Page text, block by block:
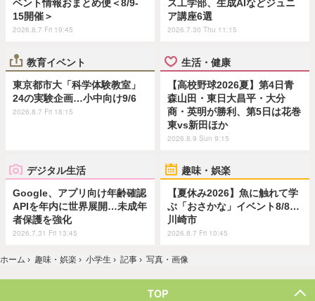
ベント情報おまとめ便＜8/9-
15開催＞
2026.8.7 Fri 19:45
ス工学部、生成AIなどジュニ
ア講座6選
2026.7.30 Thu 11:15
教育イベント
東京都市大「科学体験教室」
24の実験企画…小中向け9/6
2026.8.7 Fri 18:15
生活・健康
【高校野球2026夏】第4日青
森山田・東日大昌平・大分
商・英明が勝利、第5日は花巻
東vs新田ほか
2026.8.9 Sun 9:15
デジタル生活
Google、アプリ向け年齢確認
APIを年内に世界展開…未成年
者保護を強化
2026.7.31 Fri 13:45
趣味・娯楽
【夏休み2026】魚に触れて学
ぶ「おさかな」イベント8/8…
川崎市
2026.8.7 Fri 10:45
ホーム › 趣味・娯楽 › 小学生 › 記事 › 写真・画像
TOP